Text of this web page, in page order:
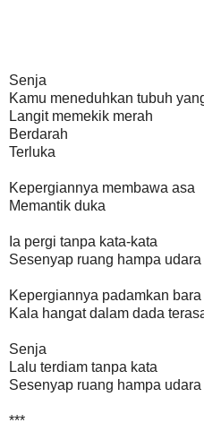
Senja
Kamu meneduhkan tubuh
Langit memekik merah
Berdarah
Terluka
Kepergiannya membawa asa
Memantik duka
Ia pergi tanpa kata-kata
Sesenyap ruang hampa udara
Kepergiannya padamkan bara
Kala hangat dalam dada
Senja
Lalu terdiam tanpa kata
Sesenyap ruang hampa udara
***